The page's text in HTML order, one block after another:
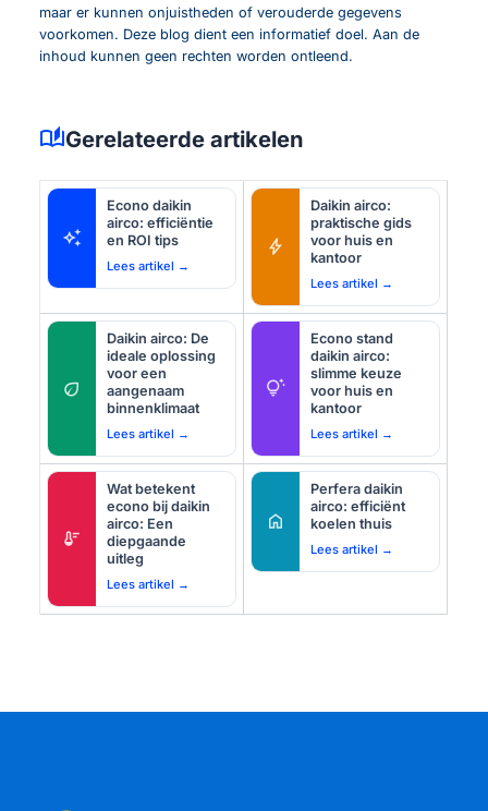
maar er kunnen onjuistheden of verouderde gegevens
voorkomen. Deze blog dient een informatief doel. Aan de
inhoud kunnen geen rechten worden ontleend.
auto_storiesGerelateerde artikelen
auto_awesome
Econo daikin
airco: efficiëntie
en ROI tips
Lees artikel →
bolt
Daikin airco:
praktische gids
voor huis en
kantoor
Lees artikel →
eco
Daikin airco: De
ideale oplossing
voor een
aangenaam
binnenklimaat
Lees artikel →
tips_and_updates
Econo stand
daikin airco:
slimme keuze
voor huis en
kantoor
Lees artikel →
thermostat
Wat betekent
econo bij daikin
airco: Een
diepgaande
uitleg
Lees artikel →
home
Perfera daikin
airco: efficiënt
koelen thuis
Lees artikel →